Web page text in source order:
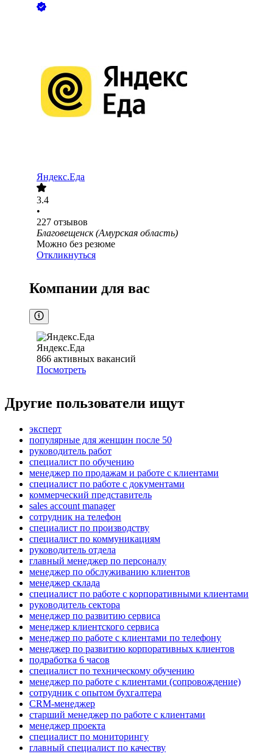
Яндекс.Еда
3.4
•
227 отзывов
Благовещенск (Амурская область)
Можно без резюме
Откликнуться
Компании для вас
Яндекс.Еда
866 активных вакансий
Посмотреть
Другие пользователи ищут
эксперт
популярные для женщин после 50
руководитель работ
специалист по обучению
менеджер по продажам и работе с клиентами
специалист по работе с документами
коммерческий представитель
sales account manager
сотрудник на телефон
специалист по производству
специалист по коммуникациям
руководитель отдела
главный менеджер по персоналу
менеджер по обслуживанию клиентов
менеджер склада
специалист по работе с корпоративными клиентами
руководитель сектора
менеджер по развитию сервиса
менеджер клиентского сервиса
менеджер по работе с клиентами по телефону
менеджер по развитию корпоративных клиентов
подработка 6 часов
специалист по техническому обучению
менеджер по работе с клиентами (сопровождение)
сотрудник с опытом бухгалтера
CRM-менеджер
старший менеджер по работе с клиентами
менеджер проекта
специалист по мониторингу
главный специалист по качеству